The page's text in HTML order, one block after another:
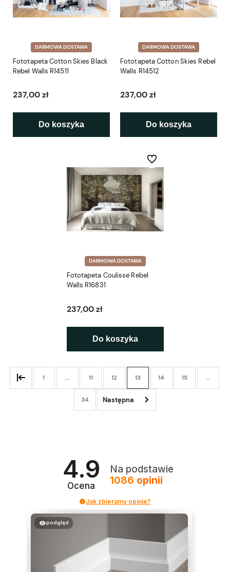
DARMOWA DOSTAWA
Fototapeta Cotton Skies Black
Rebel Walls R14511
237,00 zł
Do koszyka
DARMOWA DOSTAWA
Fototapeta Cotton Skies Rebel
Walls R14512
237,00 zł
Do koszyka
DARMOWA DOSTAWA
Fototapeta Coulisse Rebel
Walls R16831
237,00 zł
Do koszyka
Do ulubionych
1 ... 11 12 13 14 15 ...
34
4.9
Ocena
Na podstawie
1086 opinii
Jak zbieramy opinie?
podgląd